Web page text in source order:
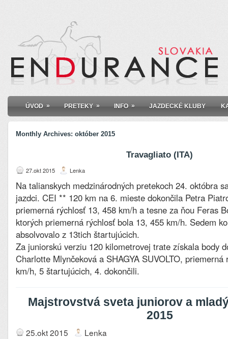
ÚVOD » PRETEKY » INFO » JAZDECKÉ KLUBY
Monthly Archives: október 2015
Travagliato (ITA)
27.okt 2015 Lenka
Na talianskych medzinárodných pretekoch 24. októbra
jazdci. CEI ** 120 km na 6. mieste dokončila Petra
priemerná rýchlosť 13, 458 km/h a tesne za ňou Feras
ktorých priemerná rýchlosť bola 13, 455 km/h. Sedem
absolvovalo z 13tich štartujúcich.
Za juniorskú verziu 120 kilometrovej trate získala body
Charlotte Mlynčeková a SHAGYA SUVOLTO, priemerná
km/h, 5 štartujúcich, 4. dokončili.
Majstrovstvá sveta juniorov a
2015
25.okt 2015 Lenka